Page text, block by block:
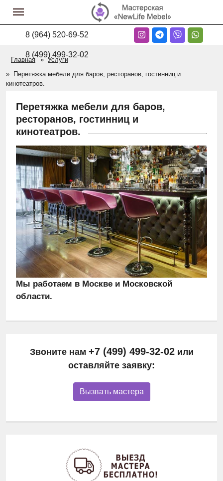
8 (964) 520-69-52
8 (499) 499-32-02
Главная
Услуги
Перетяжка мебели для баров, ресторанов, гостинниц и
кинотеатров.
Перетяжка мебели для баров,
ресторанов, гостинниц и
кинотеатров.
Мы работаем в Москве и Московской
области.
Звоните нам +7 (499) 499-32-02или
оставляйте заявку:
Вызвать мастера